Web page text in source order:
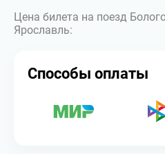
Цена билета на поезд
Ярославль:
Способы оплаты